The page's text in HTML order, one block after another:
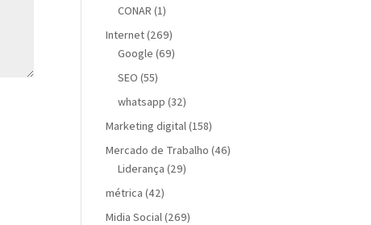
CONAR (1)
Internet(269)
Google (69)
SEO (55)
whatsapp (32)
Marketing digital(158)
Mercado de Trabalho (46)
Liderança (29)
métrica (42)
Midia Social(269)